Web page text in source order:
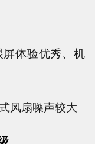
体验优秀、机
风扇噪声较大